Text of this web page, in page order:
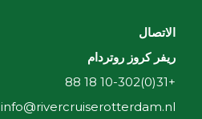
الاتصال
ريفر كروز روتردام
+31(0)10-302 18 88
info@rivercruiserotterdam.nl